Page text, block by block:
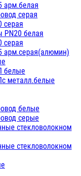
арм.белая
серая
серая
PN20 белая
серая
арм.серая(алюмин)
белые
металл.белые
белые
серые
стекловолокном
стекловолокном